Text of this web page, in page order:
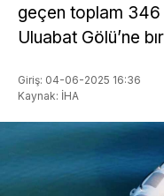
geçen toplam 346
Uluabat Gölü’ne
Giriş: 04-06-2025 16:36
Kaynak: İHA